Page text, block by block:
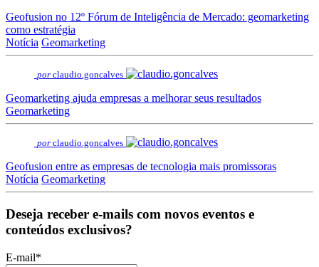
Geofusion no 12º Fórum de Inteligência de Mercado: geomarketing
como estratégia
Notícia Geomarketing
por claudio.goncalves
Geomarketing ajuda empresas a melhorar seus resultados
Geomarketing
por claudio.goncalves
Geofusion entre as empresas de tecnologia mais promissoras
Notícia Geomarketing
Deseja receber e-mails com novos eventos e
conteúdos exclusivos?
E-mail*